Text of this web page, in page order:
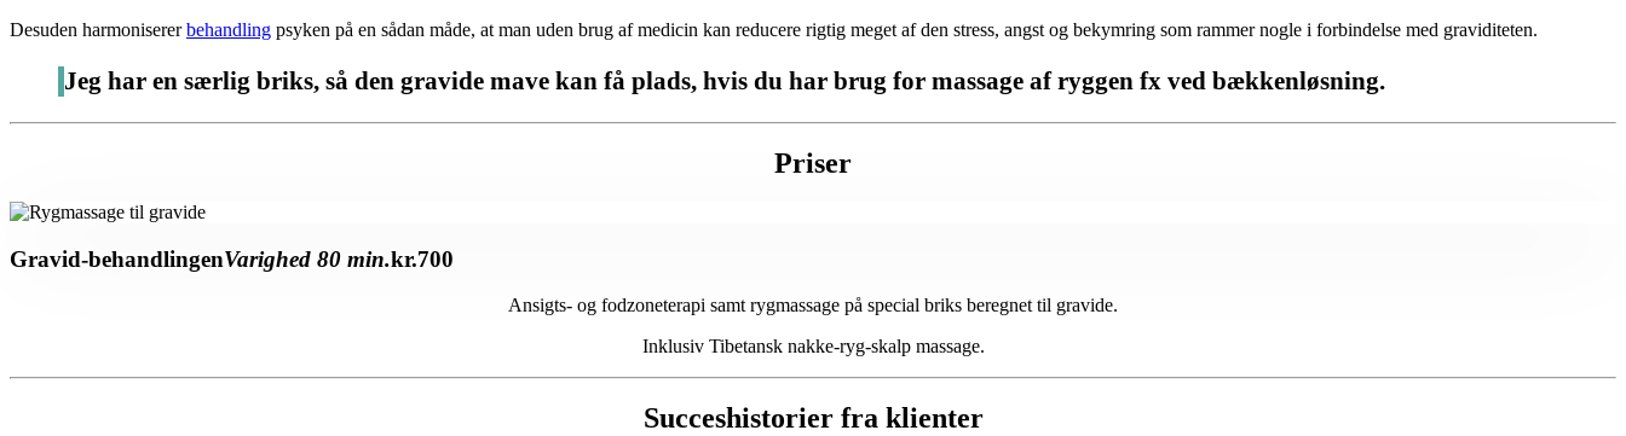
Desuden harmonisererbehandling psyken på en sådan måde, at man uden brug af medicin kan reducere rigtig meget af den stress, angst og bekymring som rammer nogle i forbindelse med graviditeten.
Jeg har en særlig briks, så den gravide mave kan få plads, hvis du har brug for massage af ryggen fx ved bækkenløsning.
Priser
Gravid-behandlingenVarighed 80 min.kr.700
Ansigts- og fodzoneterapi samt rygmassage på special briks beregnet til gravide.
Inklusiv Tibetansk nakke-ryg-skalp massage.
Succeshistorier fra klienter